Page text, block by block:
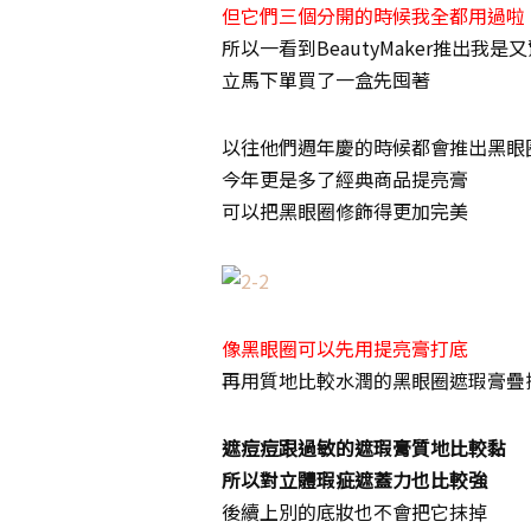
但它們三個分開的時候我全都用過啦
所以一看到BeautyMaker推出我是
立馬下單買了一盒先囤著
以往他們週年慶的時候都會推出黑
今年更是多了經典商品提亮膏
可以把黑眼圈修飾得更加完美
像黑眼圈可以先用提亮膏打底
再用質地比較水潤的黑眼圈遮瑕膏疊
遮痘痘跟過敏的遮瑕膏質地比較黏
所以對立體瑕疵遮蓋力也比較強
後續上別的底妝也不會把它抹掉